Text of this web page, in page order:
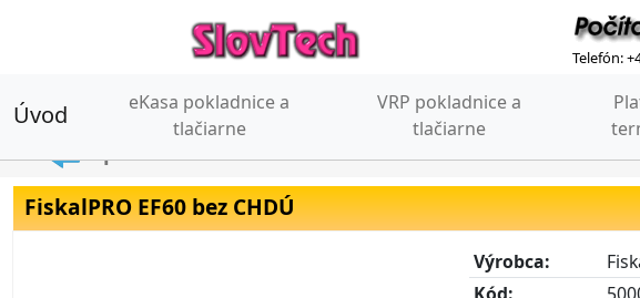
Telefón:
Úvod
eKasa pokladnice a
tlačiarne(current)
VRP pokladnice a
tlačiarne
Späť
FiskalPRO EF60 bez CHDÚ
Výrobca: